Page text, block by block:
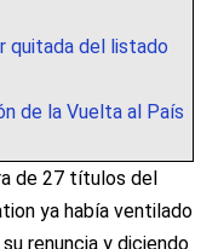
quitada del listado
de la Vuelta al País
de 27 títulos del
ya había ventilado
renuncia y diciendo